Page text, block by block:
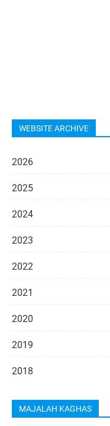
WEBSITE ARCHIVE
2026
2025
2024
2023
2022
2021
2020
2019
2018
MAJALAH KAGHAS